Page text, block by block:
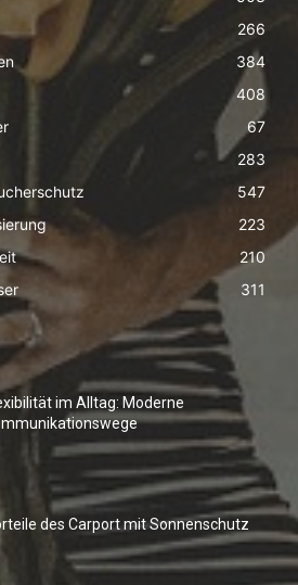
266
384
408
67
283
547
223
210
311
im Alltag: Moderne
des Carport mit Sonnenschutz